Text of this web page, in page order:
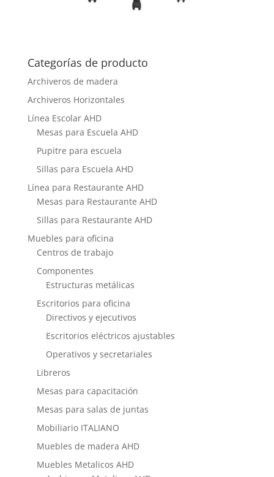
Categorías de producto
Archiveros de madera
Archiveros Horizontales
Línea Escolar AHD
Mesas para Escuela AHD
Pupitre para escuela
Sillas para Escuela AHD
Línea para Restaurante AHD
Mesas para Restaurante AHD
Sillas para Restaurante AHD
Muebles para oficina
Centros de trabajo
Componentes
Estructuras metálicas
Escritorios para oficina
Directivos y ejecutivos
Escritorios eléctricos ajustables
Operativos y secretariales
Libreros
Mesas para capacitación
Mesas para salas de juntas
Mobiliario ITALIANO
Muebles de madera AHD
Muebles Metalicos AHD